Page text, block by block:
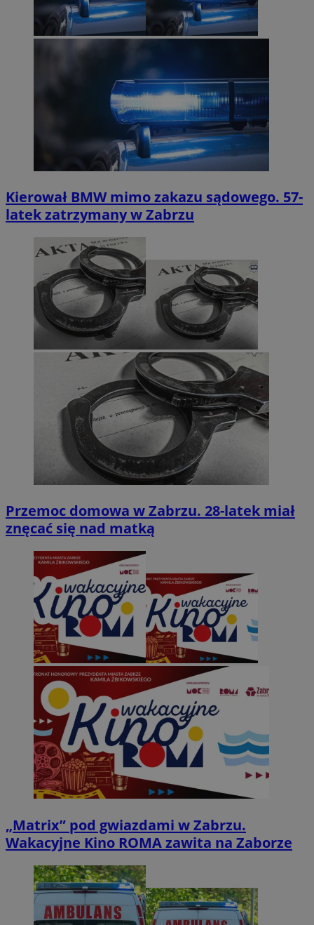
Kierował BMW mimo zakazu sądowego. 57-
latek zatrzymany w Zabrzu
Przemoc domowa w Zabrzu. 28-latek miał
znęcać się nad matką
„Matrix” pod gwiazdami w Zabrzu.
Wakacyjne Kino ROMA zawita na Zaborze